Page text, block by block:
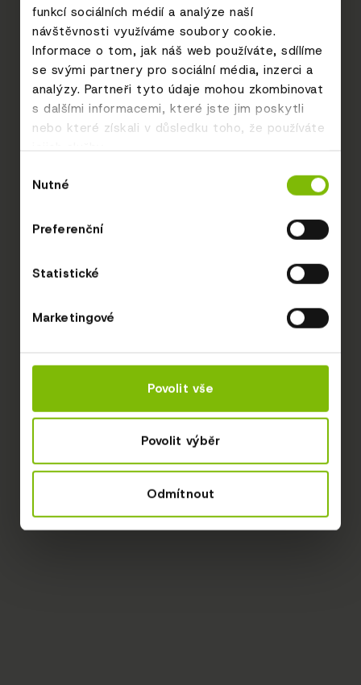
funkcí sociálních médií a analýze naší
návštěvnosti využíváme soubory cookie.
Informace o tom, jak náš web používáte, sdílíme
se svými partnery pro sociální média, inzerci a
analýzy. Partneři tyto údaje mohou zkombinovat
s dalšími informacemi, které jste jim poskytli
nebo které získali v důsledku toho, že používáte
jejich služby.
souhlasu
Nutné
Preferenční
Statistické
Marketingové
Povolit vše
Povolit výběr
Odmítnout